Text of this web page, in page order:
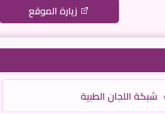
زيارة الموقع
شبكة اللجان الطبية